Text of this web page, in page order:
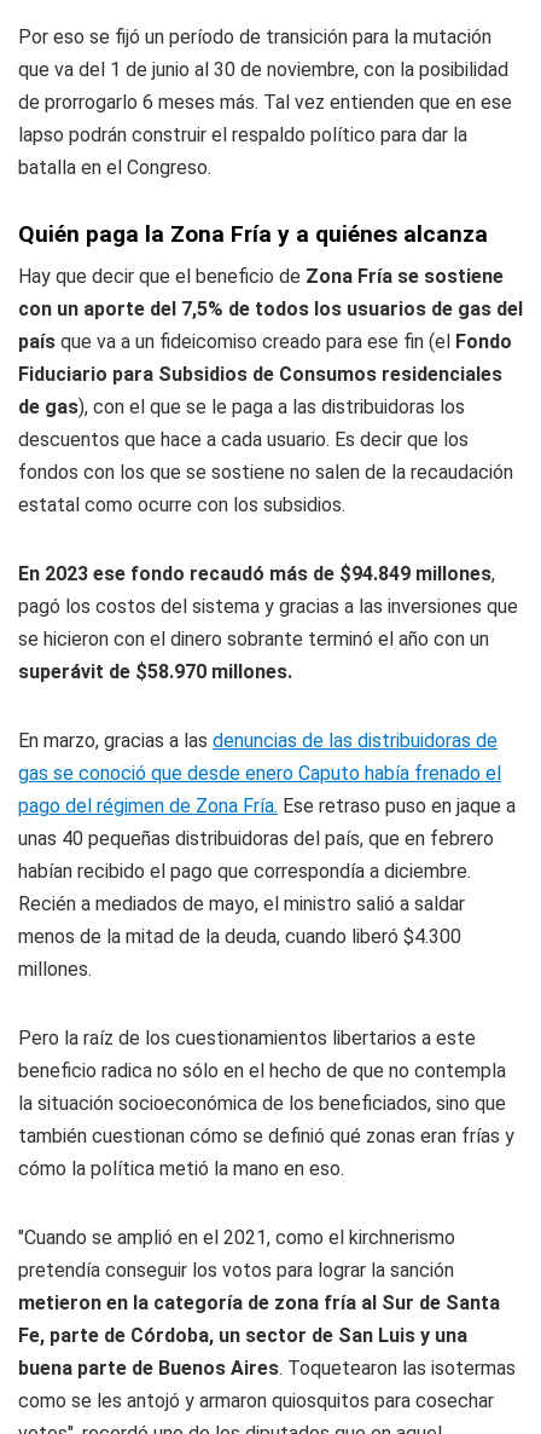
Por eso se fijó un período de transición para la mutación
que va del 1 de junio al 30 de noviembre, con la posibilidad
de prorrogarlo 6 meses más. Tal vez entienden que en ese
lapso podrán construir el respaldo político para dar la
batalla en el Congreso.
Quién paga la Zona Fría y a quiénes alcanza
Hay que decir que el beneficio de Zona Fría se sostiene
con un aporte del 7,5% de todos los usuarios de gas del
país que va a un fideicomiso creado para ese fin (el Fondo
Fiduciario para Subsidios de Consumos residenciales
de gas), con el que se le paga a las distribuidoras los
descuentos que hace a cada usuario. Es decir que los
fondos con los que se sostiene no salen de la recaudación
estatal como ocurre con los subsidios.
En 2023 ese fondo recaudó más de $94.849 millones,
pagó los costos del sistema y gracias a las inversiones que
se hicieron con el dinero sobrante terminó el año con un
superávit de $58.970 millones.
En marzo, gracias a las denuncias de las distribuidoras de
gas se conoció que desde enero Caputo había frenado el
pago del régimen de Zona Fría. Ese retraso puso en jaque a
unas 40 pequeñas distribuidoras del país, que en febrero
habían recibido el pago que correspondía a diciembre.
Recién a mediados de mayo, el ministro salió a saldar
menos de la mitad de la deuda, cuando liberó $4.300
millones.
Pero la raíz de los cuestionamientos libertarios a este
beneficio radica no sólo en el hecho de que no contempla
la situación socioeconómica de los beneficiados, sino que
también cuestionan cómo se definió qué zonas eran frías y
cómo la política metió la mano en eso.
"Cuando se amplió en el 2021, como el kirchnerismo
pretendía conseguir los votos para lograr la sanción
metieron en la categoría de zona fría al Sur de Santa
Fe, parte de Córdoba, un sector de San Luis y una
buena parte de Buenos Aires. Toquetearon las isotermas
como se les antojó y armaron quiosquitos para cosechar